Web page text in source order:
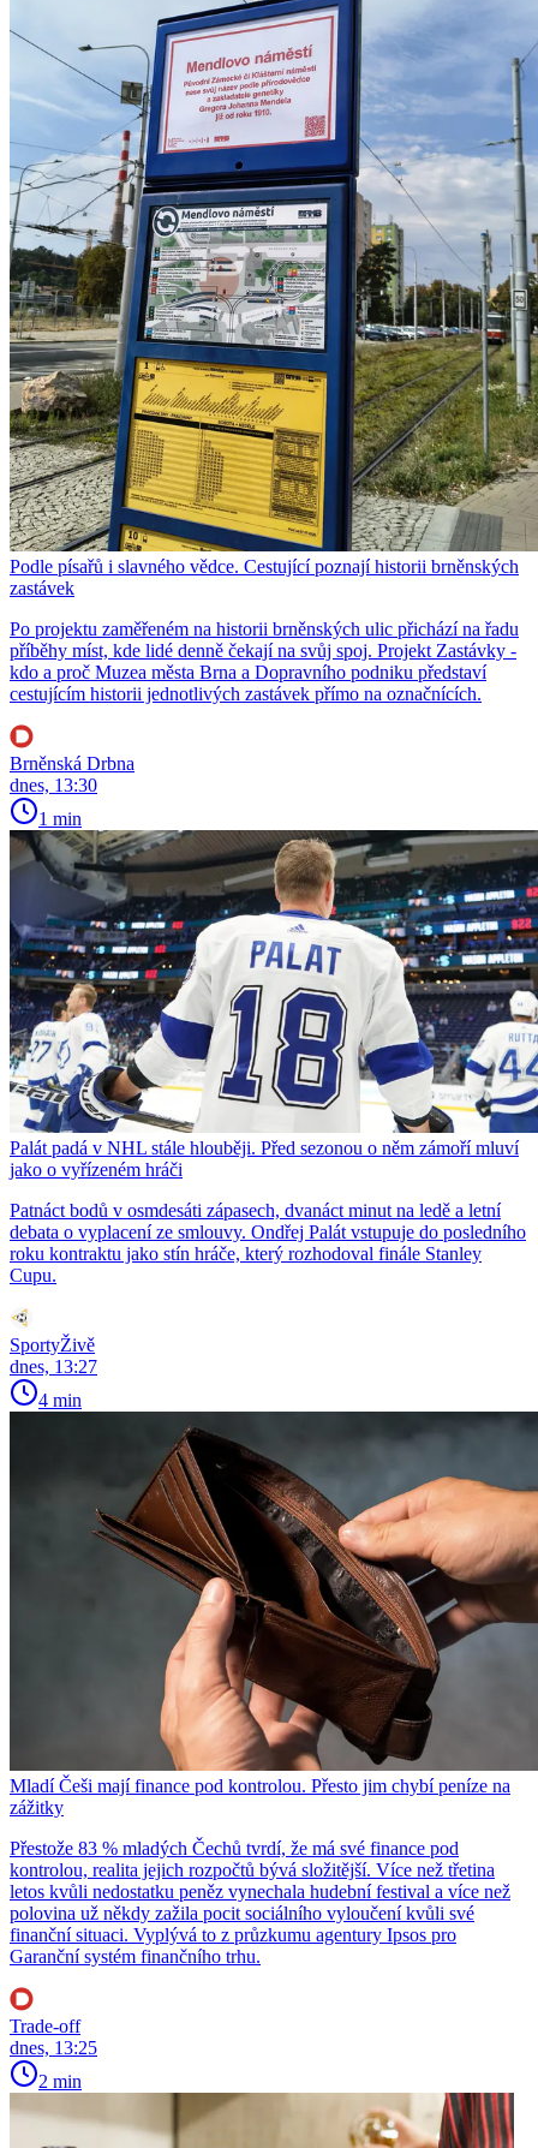
Podle písařů i slavného vědce. Cestující poznají historii brněnských
zastávek
Po projektu zaměřeném na historii brněnských ulic přichází na řadu
příběhy míst, kde lidé denně čekají na svůj spoj. Projekt Zastávky -
kdo a proč Muzea města Brna a Dopravního podniku představí
cestujícím historii jednotlivých zastávek přímo na označnících.
Brněnská Drbna
dnes, 13:30
1 min
Palát padá v NHL stále hlouběji. Před sezonou o něm zámoří mluví
jako o vyřízeném hráči
Patnáct bodů v osmdesáti zápasech, dvanáct minut na ledě a letní
debata o vyplacení ze smlouvy. Ondřej Palát vstupuje do posledního
roku kontraktu jako stín hráče, který rozhodoval finále Stanley
Cupu.
SportyŽivě
dnes, 13:27
4 min
Mladí Češi mají finance pod kontrolou. Přesto jim chybí peníze na
zážitky
Přestože 83 % mladých Čechů tvrdí, že má své finance pod
kontrolou, realita jejich rozpočtů bývá složitější. Více než třetina
letos kvůli nedostatku peněz vynechala hudební festival a více než
polovina už někdy zažila pocit sociálního vyloučení kvůli své
finanční situaci. Vyplývá to z průzkumu agentury Ipsos pro
Garanční systém finančního trhu.
Trade-off
dnes, 13:25
2 min